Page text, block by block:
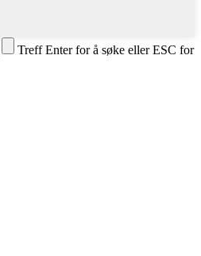
Treff Enter for å søke eller ESC for